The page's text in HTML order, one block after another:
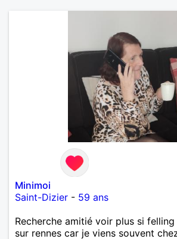
Minimoi
Saint-Dizier - 59 ans
Recherche amitié voir plus si
sur rennes car je viens souvent